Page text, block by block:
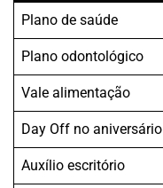
Plano de saúde
Plano odontológico
Vale alimentação
Day Off no aniversário
Auxílio escritório